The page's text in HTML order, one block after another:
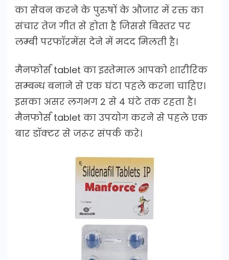
का सेवन करने के पुरुषों के औजार में रक्त का
संचार तेज गीत से होता है जिससे बिस्तर पर
लम्बी परफॉरमेंस देने में मदद मिलती है।
मैनफोर्स tablet का इस्तेमाल आपको शारीरिक
सम्बन्ध बनाने से एक घंटा पहले करना चाहिए।
इसका असर लगभग 2 से 4 घंटे तक रहता है।
मैनफोर्स tablet का उपयोग करने से पहले एक
बार डॉक्टर से जरूर संपर्क करे।